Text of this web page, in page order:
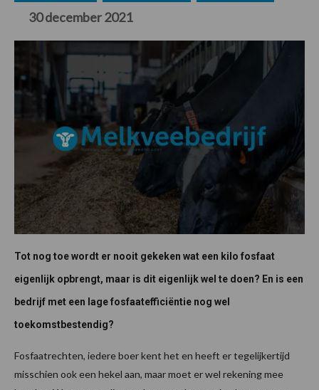
30 december 2021
Tot nog toe wordt er nooit gekeken wat een kilo fosfaat
eigenlijk opbrengt, maar is dit eigenlijk wel te doen? En is een
bedrijf met een lage fosfaatefficiëntie nog wel
toekomstbestendig?
Fosfaatrechten, iedere boer kent het en heeft er tegelijkertijd
misschien ook een hekel aan, maar moet er wel rekening mee